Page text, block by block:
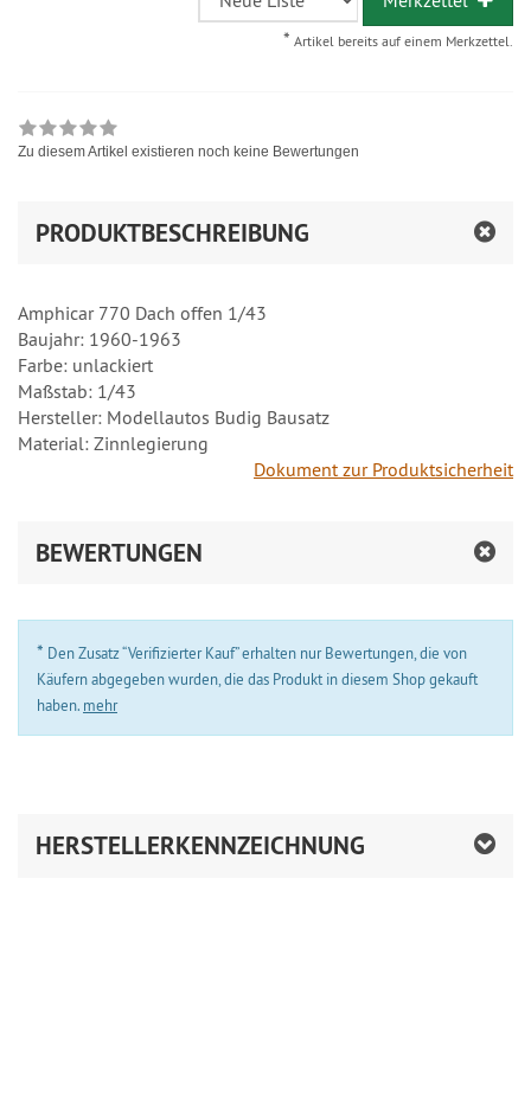
* Artikel bereits auf einem Merkzettel.
Zu diesem Artikel existieren noch keine Bewertungen
PRODUKTBESCHREIBUNG
Amphicar 770 Dach offen 1/43
Baujahr: 1960-1963
Farbe: unlackiert
Maßstab: 1/43
Hersteller: Modellautos Budig Bausatz
Material: Zinnlegierung
Dokument zur Produktsicherheit
BEWERTUNGEN
* Den Zusatz “Verifizierter Kauf” erhalten nur Bewertungen, die von
Käufern abgegeben wurden, die das Produkt in diesem Shop gekauft
haben. mehr
HERSTELLERKENNZEICHNUNG